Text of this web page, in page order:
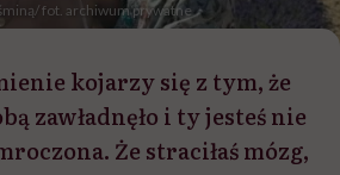
fot. archiwum prywatne
kojarzy się z tym, że
zawładnęło i ty jesteś nie
Że straciłaś mózg,